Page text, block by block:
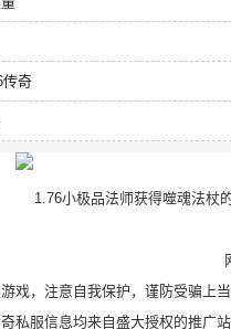
传奇
1.76小极品法师获得噬魂法杖
戏，注意自我保护，谨防受骗上
私服信息均来自盛大授权的推广